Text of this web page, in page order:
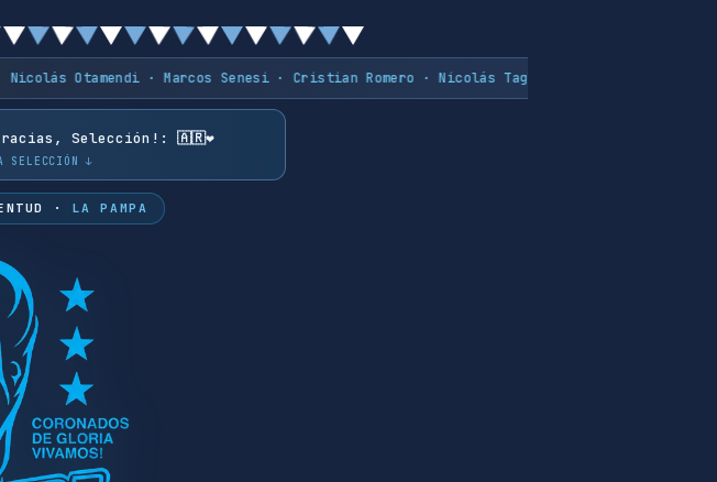
· Marcos Senesi · Cristian Romero · Nicolás Tagliafico · Facundo Medina ·
Selección! :🇦🇷❤️
SELECCIÓN ↓
· LA PAMPA